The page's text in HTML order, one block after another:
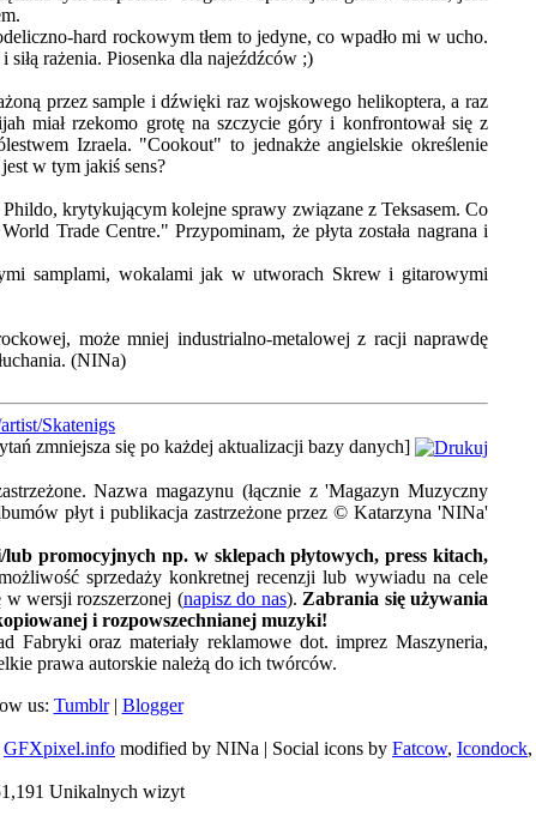
hard rockowym tłem to jedyne, co wpadło mi w ucho.
rażenia. Piosenka dla najeźdźców ;)
przez sample i dźwięki raz wojskowego helikoptera, a raz
miał rzekomo grotę na szczycie góry i konfrontował się z
Izraela. "Cookout" to jednakże angielskie określenie
w tym jakiś sens?
krytykującym kolejne sprawy związane z Teksasem. Co
Trade Centre." Przypominam, że płyta została nagrana i
samplami, wokalami jak w utworach Skrew i gitarowymi
może mniej industrialno-metalowej z racji naprawdę
(NINa)
Skatenigs
zmniejsza się po każdej aktualizacji bazy danych]
Nazwa magazynu (łącznie z 'Magazyn Muzyczny
płyt i publikacja zastrzeżone przez © Katarzyna 'NINa'
promocyjnych np. w sklepach płytowych, press kitach,
sprzedaży konkretnej recenzji lub wywiadu na cele
w wersji rozszerzonej (napisz do nas). Zabrania się używania
i rozpowszechnianej muzyki!
Fabryki oraz materiały reklamowe dot. imprez Maszyneria,
prawa autorskie należą do ich twórców.
us: Tumblr| Blogger
GFXpixel.info modified by NINa | Social icons by Fatcow, Icondock,
Unikalnych wizyt